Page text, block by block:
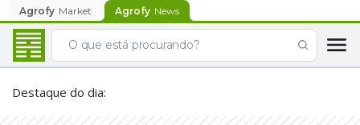
Agrofy Market Agrofy News
Destaque do dia: